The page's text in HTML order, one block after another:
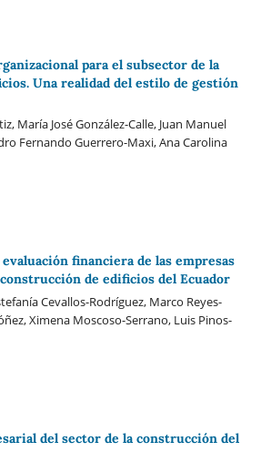
para el subsector de la
Una realidad del estilo de gestión
María José González-Calle, Juan Manuel
Fernando Guerrero-Maxi, Ana Carolina
financiera de las empresas
de edificios del Ecuador
Cevallos-Rodríguez, Marco Reyes-
Ximena Moscoso-Serrano, Luis Pinos-
del sector de la construcción del